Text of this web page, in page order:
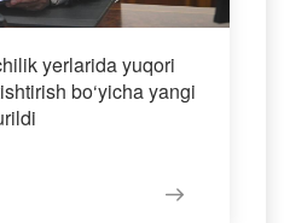
yerlarida yuqori
bo‘yicha yangi